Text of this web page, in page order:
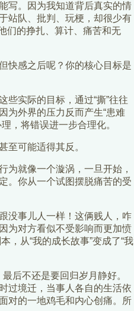
写。因为我知道背后真实的情
站队、批判、玩梗，却很少有
们的挣扎、算计、痛苦和无
快感之后呢？你的核心目标是
实际的目标，通过“撕”往往
为外界的压力反而产生“患难
，将错误进一步合理化。
至可能适得其反。
为就像一个漩涡，一旦开始，
。你从一个试图摆脱痛苦的受
没事儿人一样！这俩贱人，咋
为对方看似不受影响而更加愤
，从“我的成长故事”变成了“我
后不还是要回归岁月静好。
过境迁，当事人各自的生活依
对的一地鸡毛和内心创痛。所